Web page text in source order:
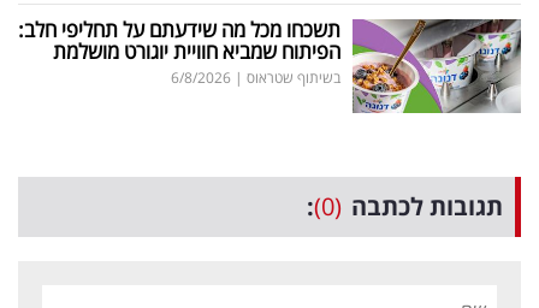
תשכחו מכל מה שידעתם על תחליפי חלב:
הפיתוח שמביא חוויית יוגורט מושלמת
בשיתוף שטראוס |
6/8/2026
תגובות לכתבה (0)
: